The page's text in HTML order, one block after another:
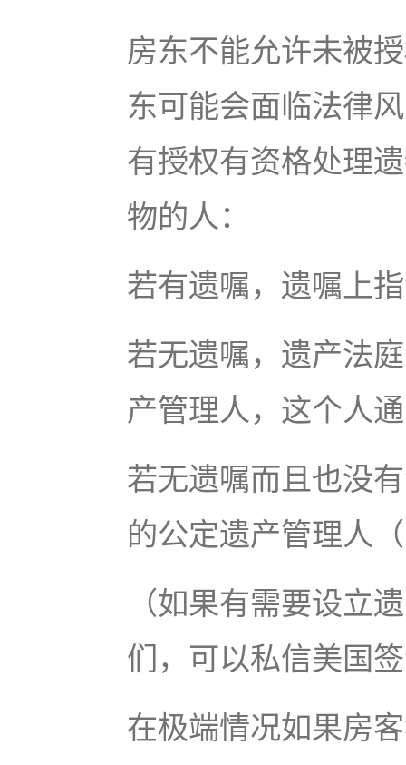
房东不能允许未被
东可能会面临法律
有授权有资格处理
物的人：
若有遗嘱，遗嘱上
若无遗嘱，遗产法
产管理人，这个人
若无遗嘱而且也没
的公定遗产管理人
（如果有需要设立
们，可以私信美国
在极端情况如果房